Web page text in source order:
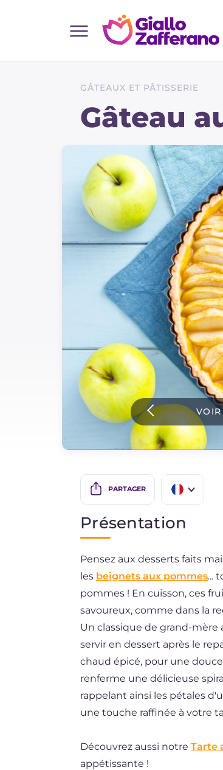
Toutes les recettes
Plats principaux
Boissons et rafraîchissements
Accompagnement
Instagram
YouTube
GÂTEAUX ET PÂTISSERIE
Gâteau
PARTAGER
ES
DE
NL
Présentation
Pensez aux desserts faits
les beignets aux pommes...
pommes ! En cuisson, ces
savoureux, comme dans la
Un classique de grand-mère
servir en dessert après le
chaud épicé, pour une
renferme une délicieuse
rappelant ainsi les pétales
une touche raffinée à votre
Découvrez aussi notre Tarte
appétissante !